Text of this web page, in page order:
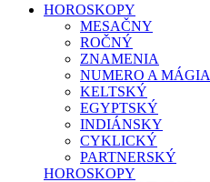
HOROSKOPY
MESAČNY
ROČNÝ
ZNAMENIA
NUMERO A MÁGIA
KELTSKÝ
EGYPTSKÝ
INDIÁNSKY
CYKLICKÝ
PARTNERSKÝ
HOROSKOPY